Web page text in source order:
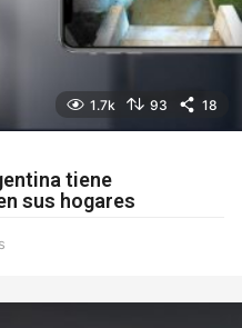
1.7k 93 18
tiene
sus hogares
o